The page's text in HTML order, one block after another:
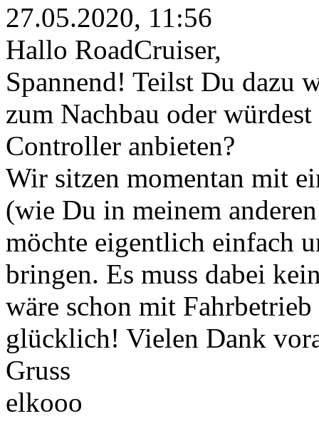
27.05.2020, 11:56
Hallo RoadCruiser,
Spannend! Teilst Du dazu
zum Nachbau oder
Controller anbieten?
Wir sitzen momentan mit
(wie Du in meinem
möchte eigentlich einfach
bringen. Es muss dabei
wäre schon mit
glücklich! Vielen Dank
Gruss
elkooo